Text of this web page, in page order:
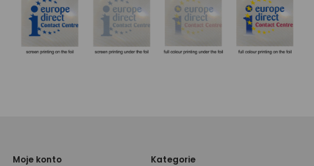
Moje konto Kategorie